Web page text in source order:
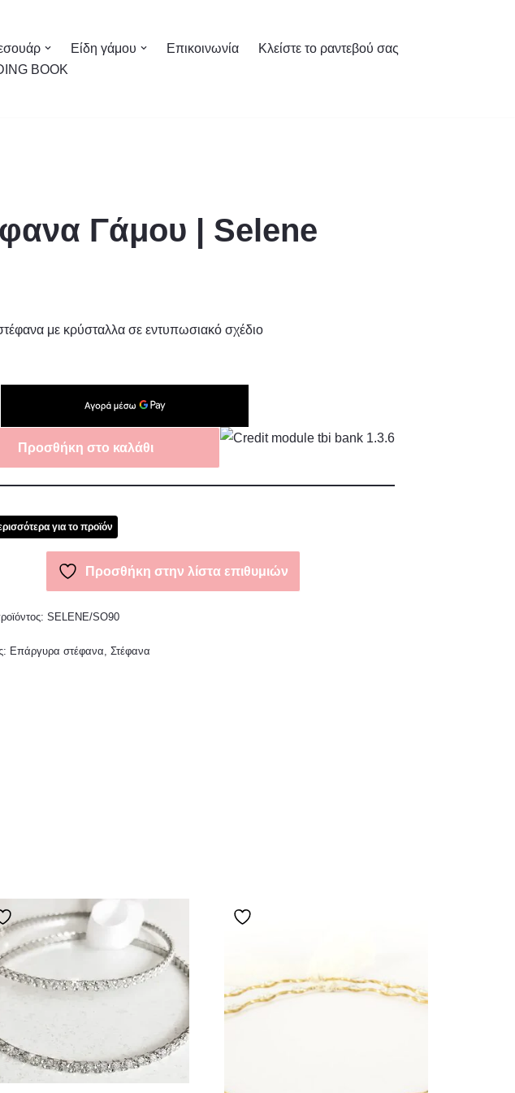
Είδη γάμου Επικοινωνία
Κλείστε το ραντεβού σας
BOOK
Γάμου | Selene
με κρύσταλλα σε εντυπωσιακό σχέδιο
Προσθήκη στο καλάθι
για το προϊόν
Προσθήκη στην λίστα επιθυμιών
SELENE/SO90
Επάργυρα στέφανα,Στέφανα